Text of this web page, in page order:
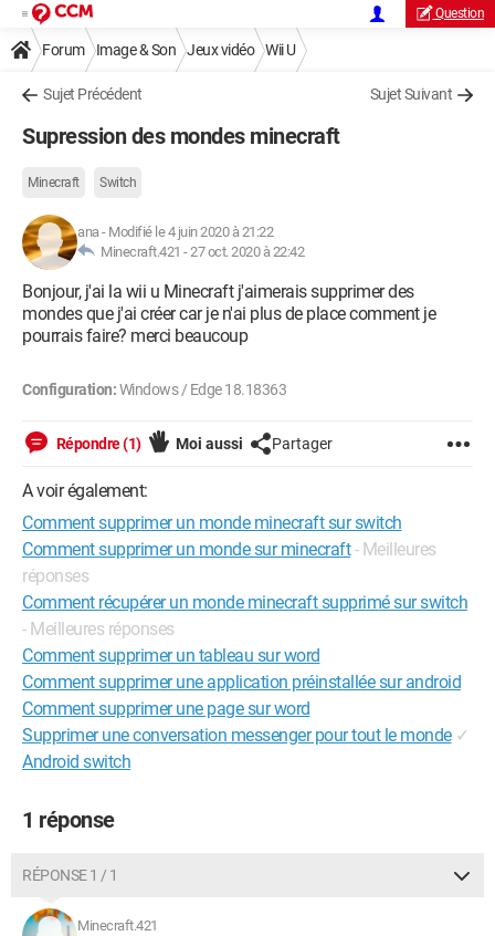
Question
Forum Image & Son Jeux vidéo Wii U
Sujet Précédent Sujet Suivant
Supression des mondes minecraft
Minecraft Switch
ana- Modifié le 4 juin 2020 à 21:22
Minecraft.421 -27 oct. 2020 à 22:42
Bonjour, j'ai la wii u Minecraft j'aimerais supprimer des
mondes que j'ai créer car je n'ai plus de place comment je
pourrais faire? merci beaucoup
Configuration:Windows / Edge 18.18363
Répondre (1) Moi aussi Partager
A voir également:
Comment supprimer un monde minecraft sur switch
Comment supprimer un monde sur minecraft - Meilleures
réponses
Comment récupérer un monde minecraft supprimé sur switch
- Meilleures réponses
Comment supprimer un tableau sur word
Comment supprimer une application préinstallée sur android
Comment supprimer une page sur word
Supprimer une conversation messenger pour tout le monde ✓
Android switch
1 réponse
RÉPONSE 1 / 1
Minecraft.421